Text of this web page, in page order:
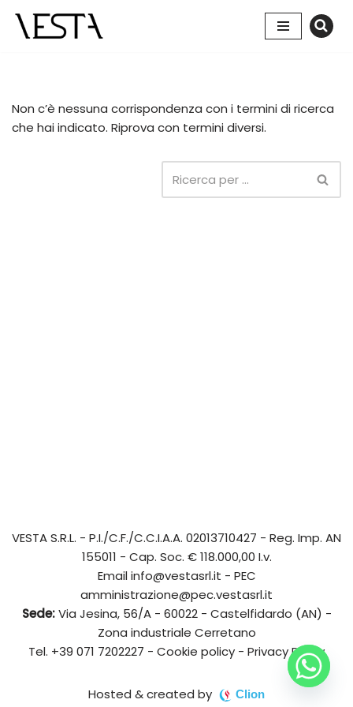
Vai
Non c’è nessuna corrispondenza con i termini di ricerca
che hai indicato. Riprova con termini diversi.
VESTA S.R.L. - P.I./C.F./C.C.I.A.A. 02013710427 - Reg. Imp. AN
155011 - Cap. Soc. € 118.000,00 I.v.
Emailinfo@vestasrl.it - PEC
amministrazione@pec.vestasrl.it
Sede:Via Jesina, 56/A - 60022 - Castelfidardo (AN) -
Zona industriale Cerretano
Tel. +39 071 7202227 - Cookie policy - Privacy Policy
Hosted & created by Clion